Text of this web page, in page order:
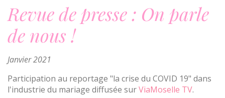
Revue de presse : On parle
de nous !
Janvier 2021
Participation au reportage "la crise du COVID 19" dans
l'industrie du mariage diffusée surViaMoselle TV.